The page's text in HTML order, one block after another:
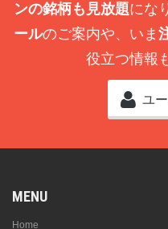
ンの銘柄も見放題にな
ールのご案内や、いま
役立つ情報
ユ
MENU
Home